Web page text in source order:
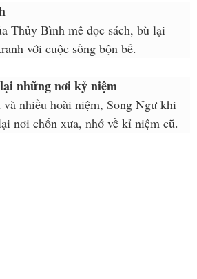
Thủy Bình mê đọc sách, bù lại
với cuộc sống bộn bề.
những nơi kỷ niệm
nhiều hoài niệm, Song Ngư khi
nơi chốn xưa, nhớ về kỉ niệm cũ.